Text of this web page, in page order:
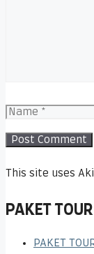
This site uses
PAKET TOUR
PAKET